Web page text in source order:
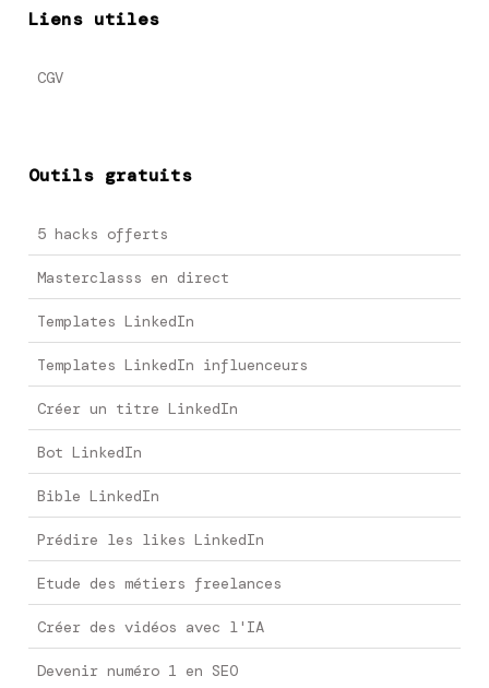
Liens utiles
CGV
Outils gratuits
5 hacks offerts
Masterclasss en direct
Templates LinkedIn
Templates LinkedIn influenceurs
Créer un titre LinkedIn
Bot LinkedIn
Bible LinkedIn
Prédire les likes LinkedIn
Etude des métiers freelances
Créer des vidéos avec l'IA
Devenir numéro 1 en SEO